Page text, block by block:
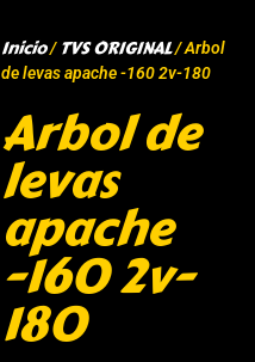
Inicio/ TVS ORIGINAL/ Arbol
de levas apache -160 2v-180
Arbol de
levas
apache
-160 2v-
180